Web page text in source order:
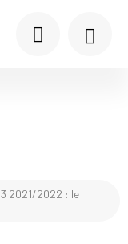
2021/2022 : le